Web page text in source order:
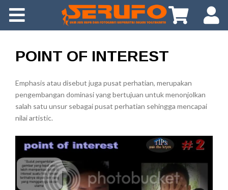
About Us
Tips
App
FAQ
POINT OF INTEREST
Emphasis atau disebut juga pusat perhatian, merupakan
pengembangan dominasi yang bertujuan untuk menonjolkan
salah satu unsur sebagai pusat perhatian sehingga mencapai
nilai artistic.